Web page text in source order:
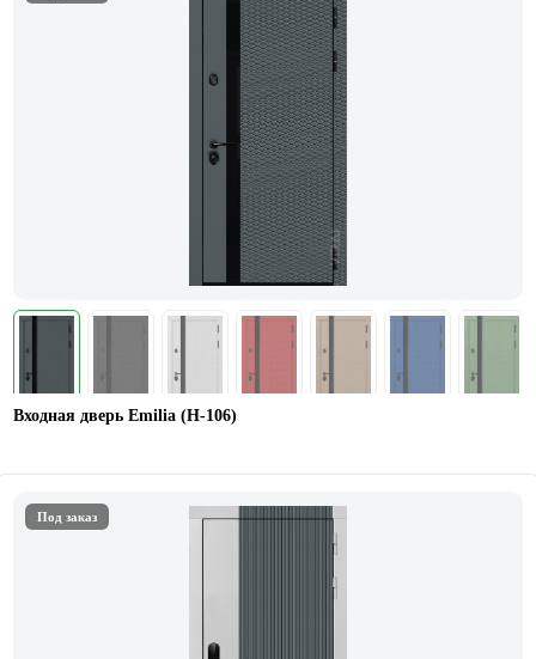
Входная дверь Emilia (Н-106)
Под заказ